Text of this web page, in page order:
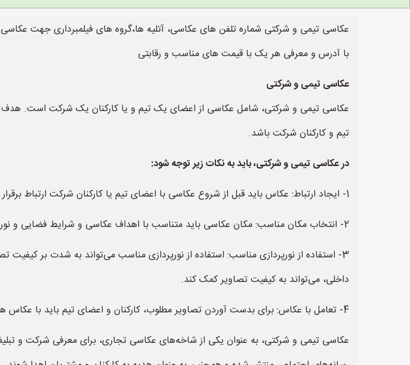
عکاسی تیمی و شرکتی شماره تلفن های عکاسی، آتلیه ها،گروه های فیلمبرداری جهت
با آدرس و معرفی هر یک با قیمت های مناسب و رقابتی
عکاسی تیمی و شرکتی
عکاسی تیمی و شرکتی، شامل عکاسی از اعضای یک تیم و یا کارکنان یک شرکت است.
تیم و کارکنان شرکت باشد.
در عکاسی تیمی و شرکتی، باید به نکات زیر توجه شود:
1- ایجاد ارتباط: عکاس باید قبل از شروع عکاسی با اعضای تیم یا کارکنان شرکت ارتباط برقرار کند و روی برنامه‌های عکاسی با آن‌ها هماهنگی کند.
2- انتخاب مکان مناسب: مکان عکاسی باید متناسب با اهداف عکاسی و شرایط فضایی و نورپردازی مناسب برای گرفتن تصاویر با کیفیت باشد.
3- استفاده از نورپردازی مناسب: استفاده از نورپردازی مناسب می‌تواند به شدت بر کیفیت
داخلی، می‌تواند به کیفیت تصاویر کمک کند.
4- تعامل با عکاس: برای بدست آوردن تصاویر مطلوب، کارکنان و اعضای تیم باید با عکاس همکاری کنند و نظرات و پیشنهادات خود را با او در میان بگذارند.
عکاسی تیمی و شرکتی، به عنوان یکی از شاخه‌های عکاسی تجاری، برای معرفی شرکت و